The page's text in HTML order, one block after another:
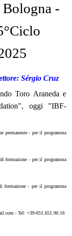
-
Sérgio Cruz
Toro Araneda e
oggi "IBF-
permanente - per il programma
formazione - per il programma
formazione - per il programma
- Tel: +39-051.651.90.16